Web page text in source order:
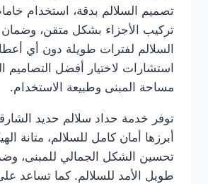
تصميم السلالم بدقة، استخدام
تركيب الأجزاء بشكل متقن، وضمان
السلالم لفترات طويلة دون أي
استشارات لاختيار أفضل التصاميم
مساحة المبنى وطبيعة الاستخدام.
توفر خدمة حداد سلالم حديد
أبرزها أمان كامل للسلالم، متانة
تحسين الشكل الجمالي للمبنى،
طويل الأمد للسلالم. كما تساعد